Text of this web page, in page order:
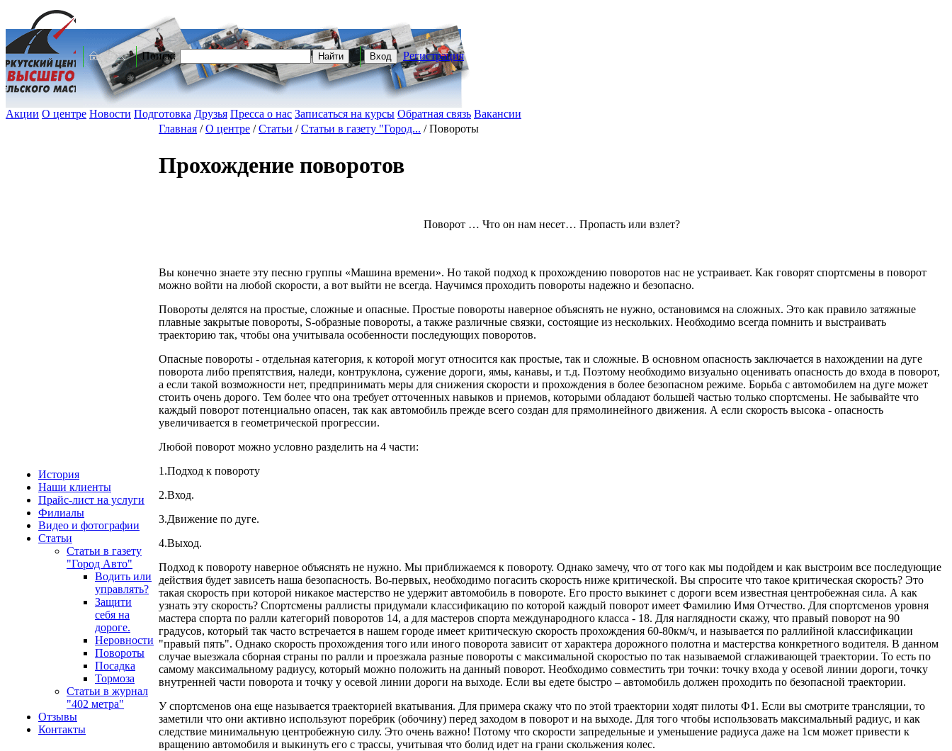
Поиск: Найти Вход Регистрация
Акции О центре Новости Подготовка Друзья Пресса о нас Записаться на курсы Обратная связь Вакансии
История
Наши клиенты
Прайс-лист на услуги
Филиалы
Видео и фотографии
Статьи
Статьи в газету
"Город Авто"
Водить или
управлять?
Защити
себя на
дороге.
Неровности
Повороты
Посадка
Тормоза
Статьи в журнал
"402 метра"
Отзывы
Контакты
Главная /О центре /Статьи /Статьи в газету "Город... /Повороты
Прохождение поворотов
Поворот … Что он нам несет… Пропасть или взлет?
Вы конечно знаете эту песню группы «Машина времени». Но такой подход к прохождению поворотов нас не устраивает. Как говорят спортсмены в поворот
можно войти на любой скорости, а вот выйти не всегда. Научимся проходить повороты надежно и безопасно.
Повороты делятся на простые, сложные и опасные. Простые повороты наверное объяснять не нужно, остановимся на сложных. Это как правило затяжные
плавные закрытые повороты, S-образные повороты, а также различные связки, состоящие из нескольких. Необходимо всегда помнить и выстраивать
траекторию так, чтобы она учитывала особенности последующих поворотов.
Опасные повороты - отдельная категория, к которой могут относится как простые, так и сложные. В основном опасность заключается в нахождении на дуге
поворота либо препятствия, наледи, контруклона, сужение дороги, ямы, канавы, и т.д. Поэтому необходимо визуально оценивать опасность до входа в поворот,
а если такой возможности нет, предпринимать меры для снижения скорости и прохождения в более безопасном режиме. Борьба с автомобилем на дуге может
стоить очень дорого. Тем более что она требует отточенных навыков и приемов, которыми обладают большей частью только спортсмены. Не забывайте что
каждый поворот потенциально опасен, так как автомобиль прежде всего создан для прямолинейного движения. А если скорость высока - опасность
увеличивается в геометрической прогрессии.
Любой поворот можно условно разделить на 4 части:
1.Подход к повороту
2.Вход.
3.Движение по дуге.
4.Выход.
Подход к повороту наверное объяснять не нужно. Мы приближаемся к повороту. Однако замечу, что от того как мы подойдем и как выстроим все последующие
действия будет зависеть наша безопасность. Во-первых, необходимо погасить скорость ниже критической. Вы спросите что такое критическая скорость? Это
такая скорость при которой никакое мастерство не удержит автомобиль в повороте. Его просто выкинет с дороги всем известная центробежная сила. А как
узнать эту скорость? Спортсмены раллисты придумали классификацию по которой каждый поворот имеет Фамилию Имя Отчество. Для спортсменов уровня
мастера спорта по ралли категорий поворотов 14, а для мастеров спорта международного класса - 18. Для наглядности скажу, что правый поворот на 90
градусов, который так часто встречается в нашем городе имеет критическую скорость прохождения 60-80км/ч, и называется по раллийной классификации
"правый пять". Однако скорость прохождения того или иного поворота зависит от характера дорожного полотна и мастерства конкретного водителя. В данном
случае выезжала сборная страны по ралли и проезжала разные повороты с максимальной скоростью по так называемой сглаживающей траектории. То есть по
самому максимальному радиусу, который можно положить на данный поворот. Необходимо совместить три точки: точку входа у осевой линии дороги, точку
внутренней части поворота и точку у осевой линии дороги на выходе. Если вы едете быстро – автомобиль должен проходить по безопасной траектории.
У спортсменов она еще называется траекторией вкатывания. Для примера скажу что по этой траектории ходят пилоты Ф1. Если вы смотрите трансляции, то
заметили что они активно используют поребрик (обочину) перед заходом в поворот и на выходе. Для того чтобы использовать максимальный радиус, и как
следствие минимальную центробежную силу. Это очень важно! Потому что скорости запредельные и уменьшение радиуса даже на 1см может привести к
вращению автомобиля и выкинуть его с трассы, учитывая что болид идет на грани скольжения колес.